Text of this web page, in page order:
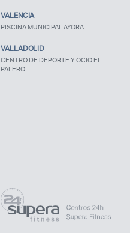
VALENCIA
PISCINA MUNICIPAL AYORA
VALLADOLID
CENTRO DE DEPORTE Y OCIO EL
PALERO